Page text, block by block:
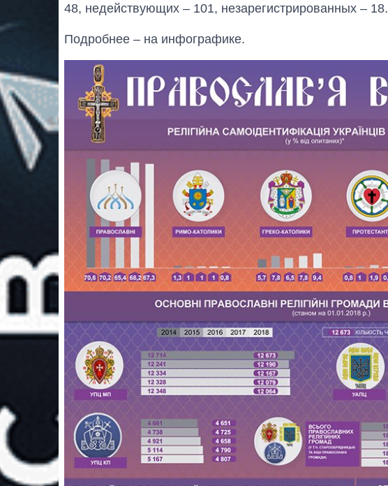
48, недействующих – 101, незарегистрированных – 18.
Подробнее – на инфографике.